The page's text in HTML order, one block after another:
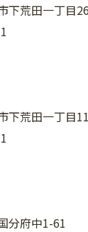
下荒田一丁目
下荒田一丁目
分府中1-61